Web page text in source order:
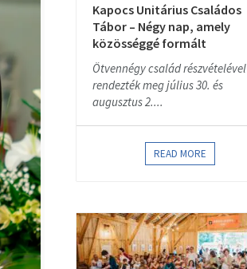
Kapocs Unitárius Családos
Tábor – Négy nap, amely
közösséggé formált
Ötvennégy család részvételével
rendezték meg július 30. és
augusztus 2....
READ MORE